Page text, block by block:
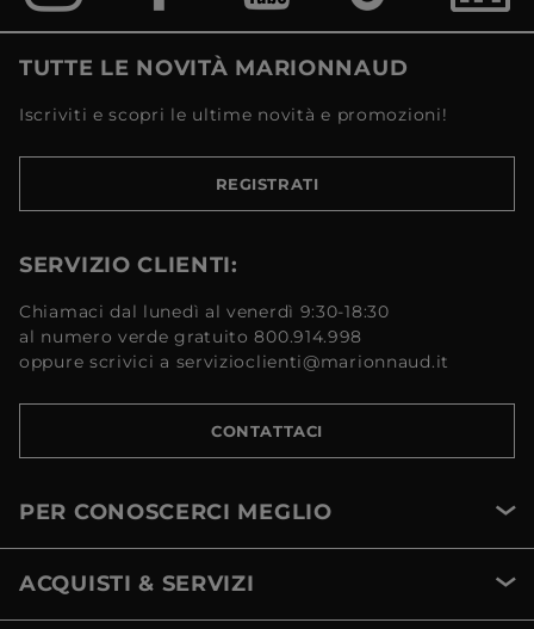
TUTTE LE NOVITÀ MARIONNAUD
Iscriviti e scopri le ultime novità e promozioni!
REGISTRATI
SERVIZIO CLIENTI:
Chiamaci dal lunedì al venerdì 9:30-18:30
al numero verde gratuito 800.914.998
oppure scrivici a servizioclienti@marionnaud.it
CONTATTACI
PER CONOSCERCI MEGLIO
ACQUISTI & SERVIZI